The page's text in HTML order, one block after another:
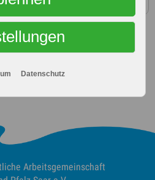
Arbeitsgemeinschaft
Datenschutz